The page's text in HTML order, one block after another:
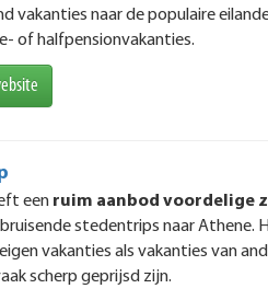
vakanties naar de populaire
of halfpensionvakanties.
een ruim aanbod voordelige
stedentrips naar Athene.
vakanties als vakanties van
scherp geprijsd zijn.